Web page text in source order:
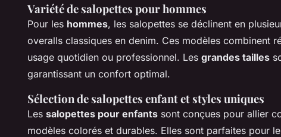
Variété de salopettes pour hommes
Pour les hommes, les salopettes se déclinent en
overalls classiques en denim. Ces modèles combinent
usage quotidien ou professionnel. Les grandes tailles
garantissant un confort optimal.
Sélection de salopettes enfant et styles uniques
Les salopettes pour enfants sont conçues pour allier
modèles colorés et durables. Elles sont parfaites pour